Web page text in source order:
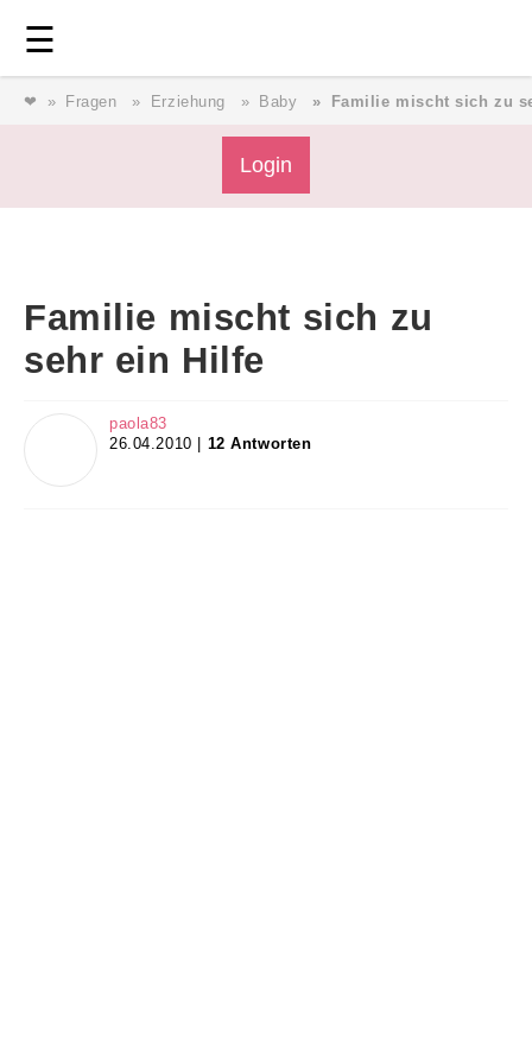
☰
❤ Fragen Erziehung Baby Familie mischt sich zu
Login
Familie mischt sich zu
sehr ein Hilfe
paola83
26.04.2010 | 12 Antworten
Forum
AGB & Impressum